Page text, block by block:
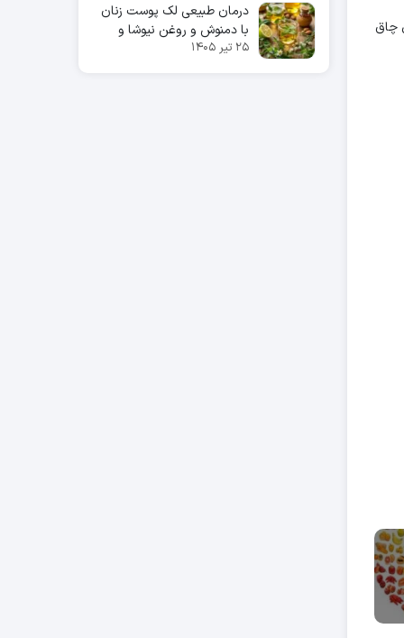
احتمال چاق
درمان طبیعی لک پوست زنان
با دمنوش و روغن نیوشا و
کاژان؛ راهنمای کاربردی و علمی
۲۵ تیر ۱۴۰۵